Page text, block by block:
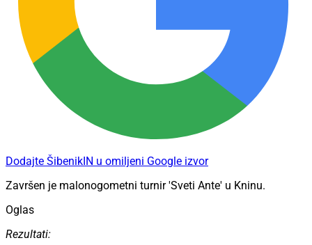
Dodajte ŠibenikIN u omiljeni Google izvor
Završen je malonogometni turnir 'Sveti Ante' u Kninu.
Oglas
Rezultati: